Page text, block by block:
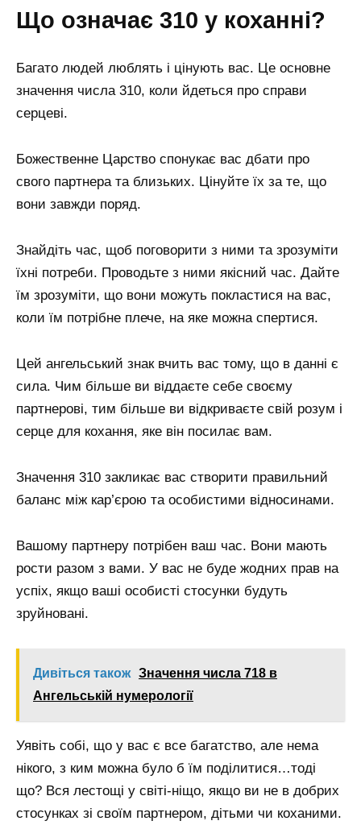
Що означає 310 у коханні?
Багато людей люблять і цінують вас. Це основне
значення числа 310, коли йдеться про справи
серцеві.
Божественне Царство спонукає вас дбати про
свого партнера та близьких. Цінуйте їх за те, що
вони завжди поряд.
Знайдіть час, щоб поговорити з ними та зрозуміти
їхні потреби. Проводьте з ними якісний час. Дайте
їм зрозуміти, що вони можуть покластися на вас,
коли їм потрібне плече, на яке можна спертися.
Цей ангельський знак вчить вас тому, що в данні є
сила. Чим більше ви віддаєте себе своєму
партнерові, тим більше ви відкриваєте свій розум і
серце для кохання, яке він посилає вам.
Значення 310 закликає вас створити правильний
баланс між кар’єрою та особистими відносинами.
Вашому партнеру потрібен ваш час. Вони мають
рости разом з вами. У вас не буде жодних прав на
успіх, якщо ваші особисті стосунки будуть
зруйновані.
Дивіться також Значення числа 718 в
Ангельській нумерології
Уявіть собі, що у вас є все багатство, але нема
нікого, з ким можна було б їм поділитися…тоді
що? Вся лестощі у світі-ніщо, якщо ви не в добрих
стосунках зі своїм партнером, дітьми чи коханими.